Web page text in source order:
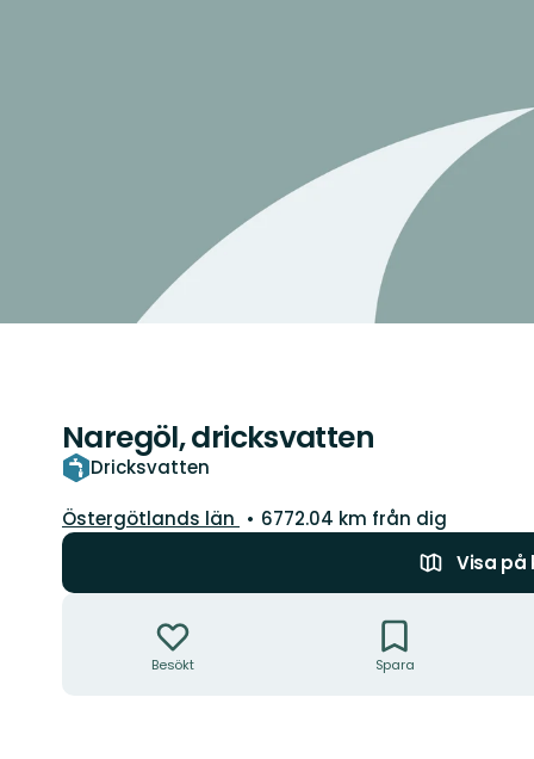
Naregöl, dricksvatten
Dricksvatten
Län:
Östergötlands län
6772.04 km från dig
Visa på
Besökt Spara